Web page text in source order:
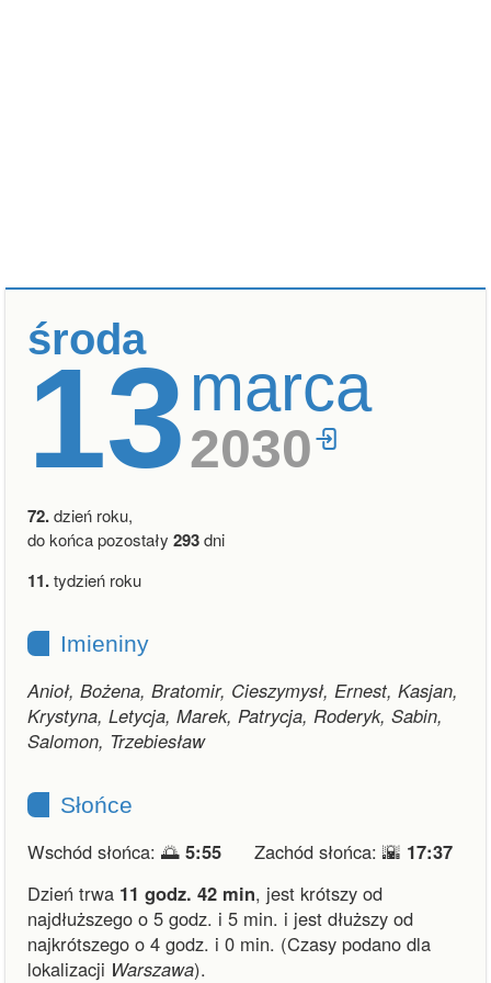
środa
13marca
2030
72.dzień roku,
do końca pozostały 293dni
11.tydzień roku
Imieniny
Anioł, Bożena, Bratomir, Cieszymysł, Ernest, Kasjan,
Krystyna, Letycja, Marek, Patrycja, Roderyk, Sabin,
Salomon, Trzebiesław
Słońce
Wschód słońca: 🌅 5:55 Zachód słońca: 🌇 17:37
Dzień trwa 11 godz. 42 min, jest krótszy od
najdłuższego o 5 godz. i 5 min. i jest dłuższy od
najkrótszego o 4 godz. i 0 min. (Czasy podano dla
lokalizacji Warszawa).